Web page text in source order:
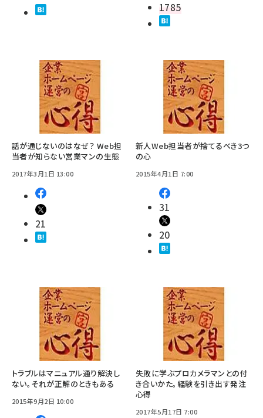
1785
話が通じないのはなぜ？ Web担
当者が知らない営業マンの生態
2017年3月1日 13:00
21
新人Web担当者が捨てるべき3つ
の心
2015年4月1日 7:00
31
20
トラブルはマニュアル通り解決し
ない。それが正解のときもある
2015年9月2日 10:00
失敗に学ぶプロカメラマンとの付
き合いかた。経験を引き出す発注
心得
2017年5月17日 7:00